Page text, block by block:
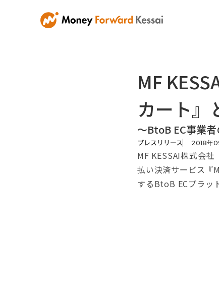
MF
カート』
〜BtoB EC事業
プレスリリース 2018年
MF KESSAI株式会
払い決済サービス『
するBtoB ECプラッ